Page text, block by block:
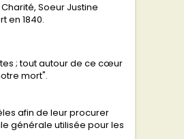
Soeur Justine
en 1840.
; tout autour de ce cœur
mort".
afin de leur procurer
générale utilisée pour les